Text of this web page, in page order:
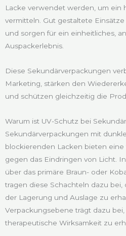
Lacke verwendet werden, um ein
vermitteln. Gut gestaltete
und sorgen für ein einheitliches,
Auspackerlebnis.
Diese Sekundärverpackungen
Marketing, stärken den
und schützen gleichzeitig die
Warum ist UV-Schutz bei
Sekundärverpackungen mit
blockierenden Lacken bieten
gegen das Eindringen von Licht.
über das primäre Braun- oder
tragen diese Schachteln dazu
der Lagerung und Auslage zu
Verpackungsebene trägt dazu
therapeutische Wirksamkeit zu